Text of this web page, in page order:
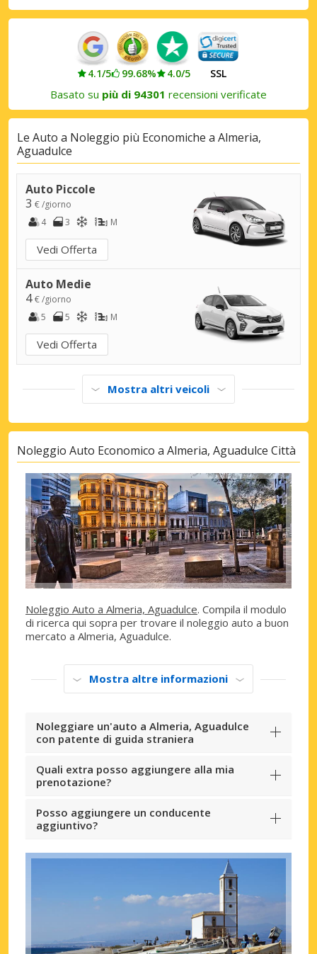
4.1/5 99.68% 4.0/5 SSL
Basato su più di 94301 recensioni verificate
Le Auto a Noleggio più Economiche a Almeria,
Aguadulce
Auto Piccole
3 € /giorno
4
3 M
Vedi Offerta
Auto Medie
4€ /giorno
5
5 M
Vedi Offerta
Mostra altri veicoli
Noleggio Auto Economico a Almeria, Aguadulce Città
Noleggio Auto a Almeria, Aguadulce. Compila il modulo
di ricerca qui sopra per trovare il noleggio auto a buon
mercato a Almeria, Aguadulce.
Mostra altre informazioni
Noleggiare un'auto a Almeria, Aguadulce
con patente di guida straniera
Quali extra posso aggiungere alla mia
prenotazione?
Posso aggiungere un conducente
aggiuntivo?